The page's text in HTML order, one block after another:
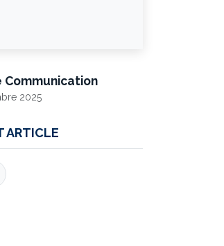
Communication
2025
ARTICLE